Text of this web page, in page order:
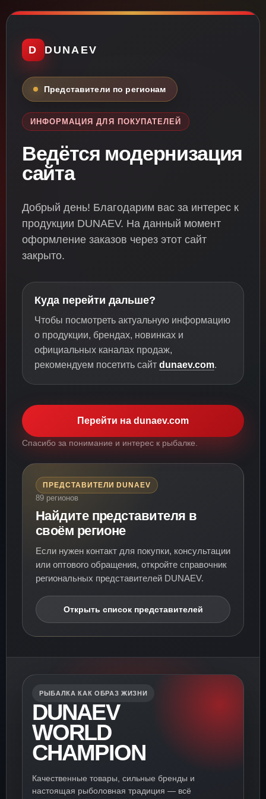
D DUNAEV
Представители по регионам
ИНФОРМАЦИЯ ДЛЯ ПОКУПАТЕЛЕЙ
Ведётся модернизация
сайта
Добрый день! Благодарим вас за интерес к
продукции DUNAEV. На данный момент
оформление заказов через этот сайт
закрыто.
Куда перейти дальше?
Чтобы посмотреть актуальную информацию
о продукции, брендах, новинках и
официальных каналах продаж,
рекомендуем посетить сайт dunaev.com.
Перейти на dunaev.com
Спасибо за понимание и интерес к рыбалке.
ПРЕДСТАВИТЕЛИ DUNAEV
89 регионов
Найдите представителя в
своём регионе
Если нужен контакт для покупки, консультации
или оптового обращения, откройте справочник
региональных представителей DUNAEV.
Открыть список представителей
РЫБАЛКА КАК ОБРАЗ ЖИЗНИ
DUNAEV
WORLD
CHAMPION
Качественные товары, сильные бренды и
настоящая рыболовная традиция — всё